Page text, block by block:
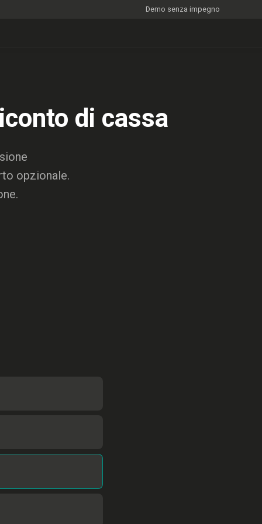
Demo senza impegno
di cassa
opzionale.